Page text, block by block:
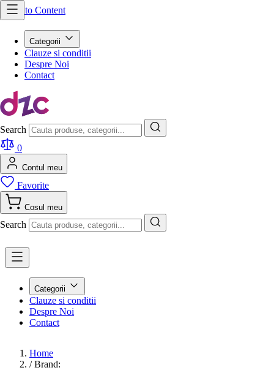
Skip to Content
Categorii
Clauze si conditii
Despre Noi
Contact
Search
0
Contul meu
Favorite
Cosul meu
Search
Categorii
Clauze si conditii
Despre Noi
Contact
Home
/ Brand: